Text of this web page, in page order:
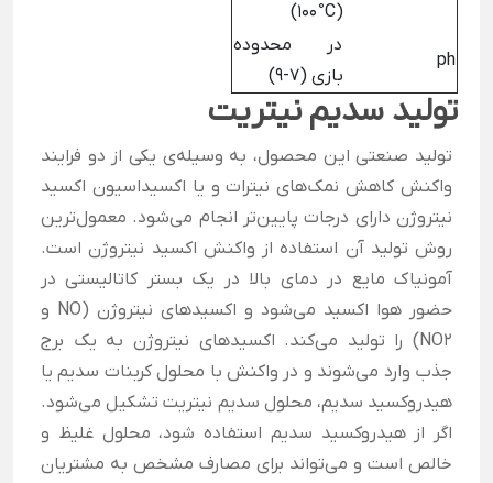
(100 °C)
ph
در محدوده
بازی (7-9)
تولید سدیم نیتریت
تولید صنعتی این محصول، به وسیله‌ی یکی از دو فرایند
واکنش کاهش نمک‌های نیترات و یا اکسیداسیون اکسید
نیتروژن دارای درجات پایین‌تر انجام می‌شود. معمول‌ترین
روش تولید آن استفاده از واکنش اکسید نیتروژن است.
آمونیاک مایع در دمای بالا در یک بستر کاتالیستی در
حضور هوا اکسید می‌شود و اکسیدهای نیتروژن (NO و
NO2) را تولید می‌کند. اکسیدهای نیتروژن به یک برج
جذب وارد می‌شوند و در واکنش با محلول کربنات سدیم یا
هیدروکسید سدیم، محلول سدیم نیتریت تشکیل می‌شود.
اگر از هیدروکسید سدیم استفاده شود، محلول غلیظ و
خالص است و می‌تواند برای مصارف مشخص به مشتریان